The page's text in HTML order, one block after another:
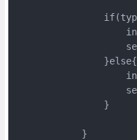
                }else{
                }
            }